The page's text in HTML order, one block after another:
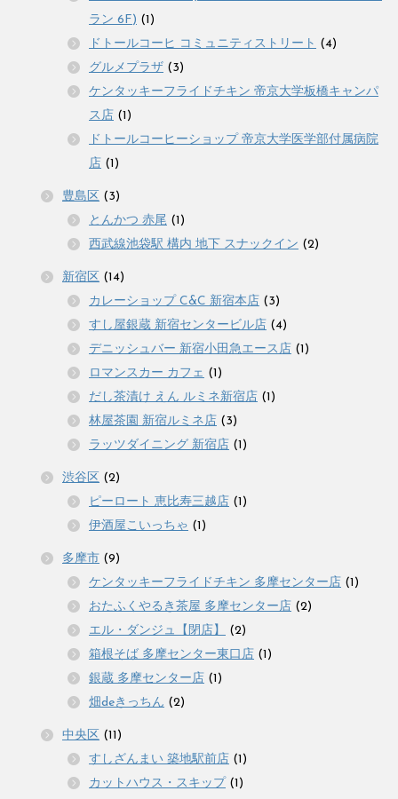
ラン 6F) (1)
ドトールコーヒ コミュニティストリート (4)
グルメプラザ (3)
ケンタッキーフライドチキン 帝京大学板橋キャンパ
ス店 (1)
ドトールコーヒーショップ 帝京大学医学部付属病院
店 (1)
豊島区 (3)
とんかつ 赤尾 (1)
西武線池袋駅 構内 地下 スナックイン (2)
新宿区 (14)
カレーショップ C&C 新宿本店 (3)
すし屋銀蔵 新宿センタービル店 (4)
デニッシュバー 新宿小田急エース店 (1)
ロマンスカー カフェ (1)
だし茶漬け えん ルミネ新宿店 (1)
林屋茶園 新宿ルミネ店 (3)
ラッツダイニング 新宿店 (1)
渋谷区 (2)
ピーロート 恵比寿三越店 (1)
伊酒屋こいっちゃ (1)
多摩市 (9)
ケンタッキーフライドチキン 多摩センター店 (1)
おたふくやるき茶屋 多摩センター店 (2)
エル・ダンジュ【閉店】
(2)
箱根そば 多摩センター東口店 (1)
銀蔵 多摩センター店 (1)
畑deきっちん (2)
中央区 (11)
すしざんまい 築地駅前店 (1)
カットハウス・スキップ (1)